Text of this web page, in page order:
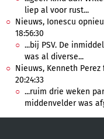
liep al voor rust...
Nieuws, Ionescu
18:56:30
...bij PSV. De
was al diverse...
Nieuws, Kenneth Perez
20:24:33
...ruim drie weken
middenvelder was